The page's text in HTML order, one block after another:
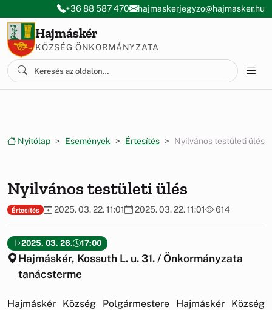
Ugrás a menüre
Ugrás a tartalomra
+36 88 587 470 hajmaskerjegyzo@hajmasker.hu
Hajmáskér
KÖZSÉG ÖNKORMÁNYZATA
Nyitólap Események Értesítés Nyilvános testületi ülés
Nyilvános testületi ülés
Értesítés 2025. 03. 22. 11:01 2025. 03. 22. 11:01 614
2025. 03. 26. 17:00
Hajmáskér, Kossuth L. u. 31. / Önkormányzata
tanácsterme
Hajmáskér Község Polgármestere Hajmáskér Község